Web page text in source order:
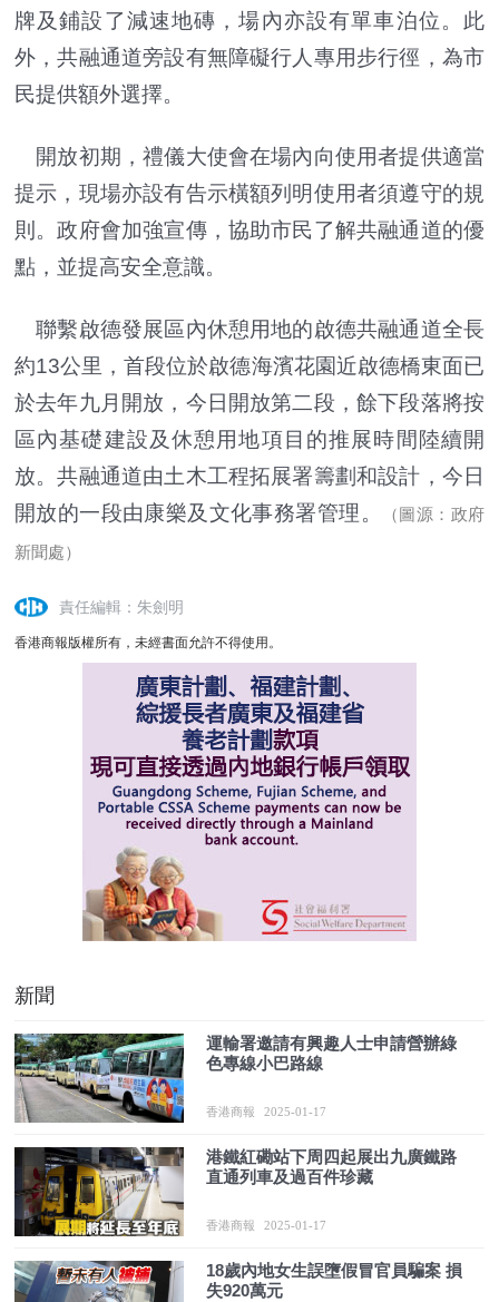
牌及鋪設了減速地磚，場內亦設有單車泊位。此
外，共融通道旁設有無障礙行人專用步行徑，為市
民提供額外選擇。
開放初期，禮儀大使會在場內向使用者提供適當
提示，現場亦設有告示橫額列明使用者須遵守的規
則。政府會加強宣傳，協助市民了解共融通道的優
點，並提高安全意識。
聯繫啟德發展區內休憩用地的啟德共融通道全長
約13公里，首段位於啟德海濱花園近啟德橋東面已
於去年九月開放，今日開放第二段，餘下段落將按
區內基礎建設及休憩用地項目的推展時間陸續開
放。共融通道由土木工程拓展署籌劃和設計，今日
開放的一段由康樂及文化事務署管理。
（圖源：政府
新聞處）
責任編輯：朱劍明
香港商報版權所有，未經書面允許不得使用。
新聞
運輸署邀請有興趣人士申請營辦綠
色專線小巴路線
香港商報 2025-01-17
港鐵紅磡站下周四起展出九廣鐵路
直通列車及過百件珍藏
香港商報 2025-01-17
18歲內地女生誤墮假冒官員騙案 損
失920萬元